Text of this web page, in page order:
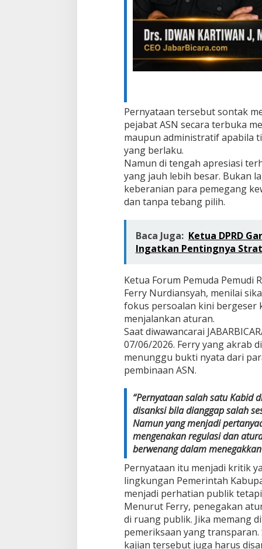
Pernyataan tersebut sontak
pejabat ASN secara terbuka
maupun administratif apabila
yang berlaku.
Namun di tengah apresiasi
yang jauh lebih besar. Bukan
keberanian para pemegang
dan tanpa tebang pilih.
Baca Juga: Ketua DPRD
Ingatkan Pentingnya
Ketua Forum Pemuda Pemudi
Ferry Nurdiansyah, menilai
fokus persoalan kini bergeser
menjalankan aturan.
Saat diwawancarai
07/06/2026. Ferry yang akrab
menunggu bukti nyata dari
pembinaan ASN.
“Pernyataan salah satu Kabid
disanksi bila dianggap salah
Namun yang menjadi
mengenakan regulasi dan
berwenang dalam
Pernyataan itu menjadi kritik
lingkungan Pemerintah
menjadi perhatian publik
Menurut Ferry, penegakan
di ruang publik. Jika memang
pemeriksaan yang
kajian tersebut juga harus